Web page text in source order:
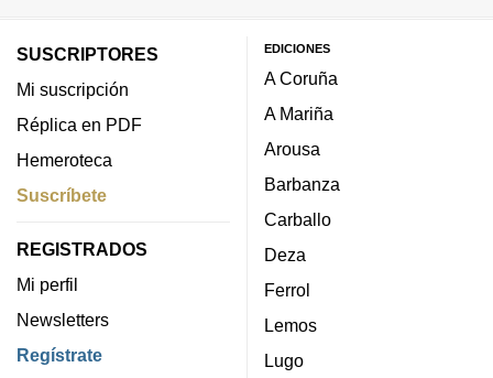
SUSCRIPTORES
Mi suscripción
Réplica en PDF
Hemeroteca
Suscríbete
REGISTRADOS
Mi perfil
Newsletters
Regístrate
EDICIONES
A Coruña
A Mariña
Arousa
Barbanza
Carballo
Deza
Ferrol
Lemos
Lugo